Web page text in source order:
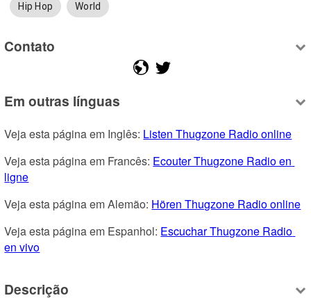
Hip Hop World
Contato
Em outras línguas
Veja esta página em Inglês: Listen Thugzone Radio online
Veja esta página em Francês: Ecouter Thugzone Radio en
ligne
Veja esta página em Alemão: Hören Thugzone Radio online
Veja esta página em Espanhol: Escuchar Thugzone Radio
en vivo
Descrição